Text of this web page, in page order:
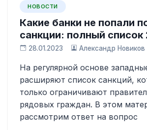
НОВОСТИ
Какие банки не попали
санкции: полный список
28.01.2023 Александр Новиков
На регулярной основе
расширяют список санкций,
только ограничивают
рядовых граждан. В этом
рассмотрим ответ на вопрос